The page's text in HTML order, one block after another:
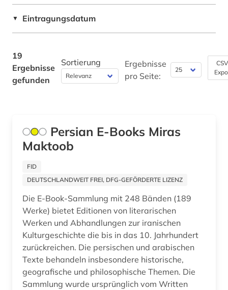
zeitschrift (1)
▼ Eintragungsdatum
19
Ergebnisse
gefunden
Sortierung
Ergebnisse
pro Seite:
Persian E-Books Miras
Maktoob
FID
DEUTSCHLANDWEIT FREI, DFG-GEFÖRDERTE LIZENZ
Die E-Book-Sammlung mit 248 Bänden (189
Werke) bietet Editionen von literarischen
Werken und Abhandlungen zur iranischen
Kulturgeschichte die bis in das 10. Jahrhundert
zurückreichen. Die persischen und arabischen
Texte behandeln insbesondere historische,
geografische und philosophische Themen. Die
Sammlung wurde ursprünglich vom Written